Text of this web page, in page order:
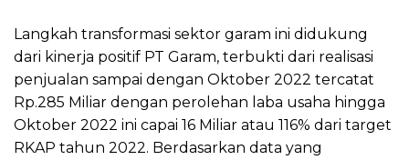
Langkah transformasi sektor garam ini didukung
dari kinerja positif PT Garam, terbukti dari realisasi
penjualan sampai dengan Oktober 2022 tercatat
Rp.285 Miliar dengan perolehan laba usaha hingga
Oktober 2022 ini capai 16 Miliar atau 116% dari target
RKAP tahun 2022. Berdasarkan data yang